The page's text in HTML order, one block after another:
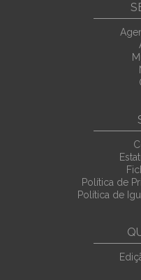
Política de
Política de